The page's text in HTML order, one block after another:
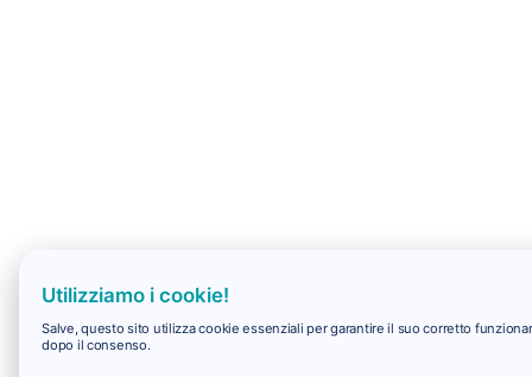
Utilizziamo i cookie!
Salve, questo sito utilizza cookie essenziali per garantire il suo corretto
dopo il consenso.